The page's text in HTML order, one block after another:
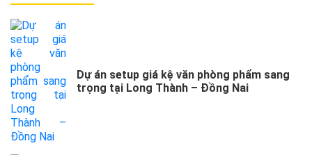
Dự án setup giá kệ văn phòng phẩm sang
trọng tại Long Thành – Đồng Nai